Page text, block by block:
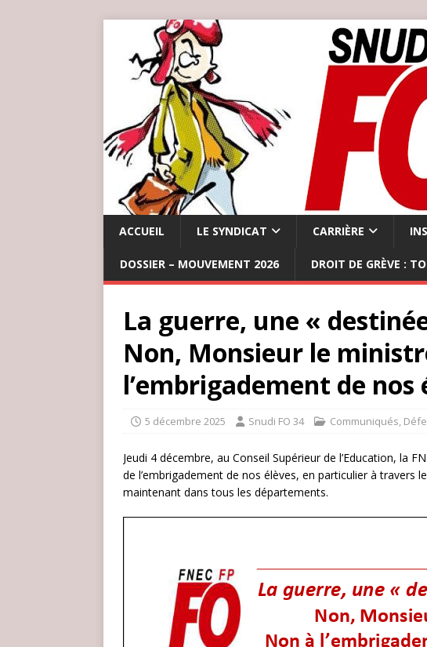
ACCUEIL LE SYNDICAT CARRIÈRE
DOSSIER – MOUVEMENT 2026 DROIT DE GRÈVE :
La guerre, une «
Non, Monsieur le
l’embrigadement de nos
5 décembre 2025 Snudi FO 34 Communiqués,
Jeudi 4 décembre, au Conseil Supérieur de l’Education, la
de l’embrigadement de nos élèves, en particulier à travers
maintenant dans tous les départements.